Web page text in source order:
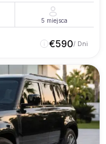
5 miejsca
€590/ Dni